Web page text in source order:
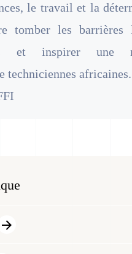
le travail et la
tomber les barrières
et inspirer une
techniciennes africaines.